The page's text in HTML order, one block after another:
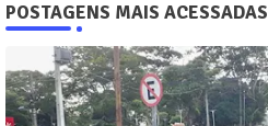
POSTAGENS MAIS ACESSADAS